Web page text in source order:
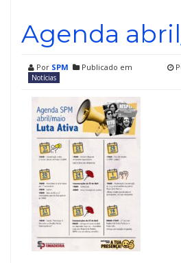
Agenda
Por SPM Publicado em
Notícias